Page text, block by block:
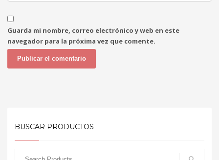
Guarda mi nombre, correo electrónico y web en este
navegador para la próxima vez que comente.
BUSCAR PRODUCTOS